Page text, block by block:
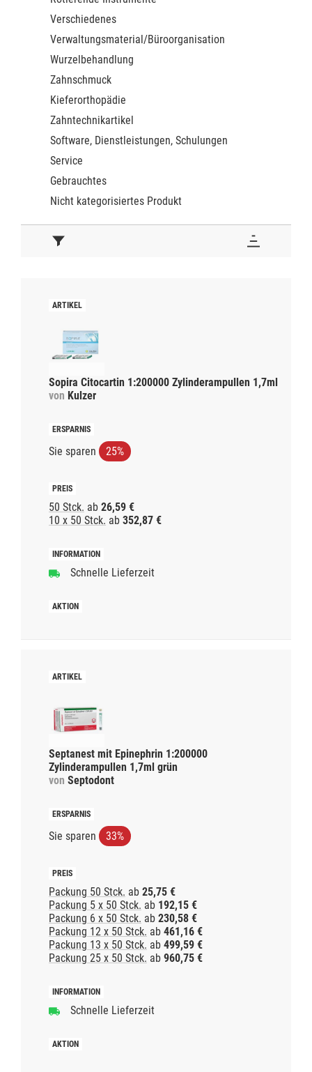
Verschiedenes
Verwaltungsmaterial/Büroorganisation
Wurzelbehandlung
Zahnschmuck
Kieferorthopädie
Zahntechnikartikel
Software, Dienstleistungen, Schulungen
Service
Gebrauchtes
Nicht kategorisiertes Produkt
Sopira Citocartin 1:200000 Zylinderampullen 1,7ml
von Kulzer
Sie sparen 25%
50 Stck. ab 26,59 €
10 x 50 Stck. ab 352,87 €
Schnelle Lieferzeit
Septanest mit Epinephrin 1:200000
Zylinderampullen 1,7ml grün
von Septodont
Sie sparen 33%
Packung 50 Stck. ab 25,75 €
Packung 5 x 50 Stck. ab 192,15 €
Packung 6 x 50 Stck. ab 230,58 €
Packung 12 x 50 Stck. ab 461,16 €
Packung 13 x 50 Stck. ab 499,59 €
Packung 25 x 50 Stck. ab 960,75 €
Schnelle Lieferzeit